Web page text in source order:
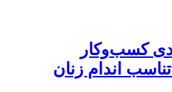
کسب‌وکار
اندام زنان